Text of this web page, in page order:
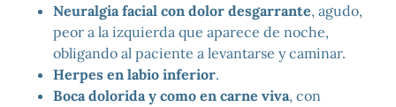
Neuralgia facial con dolor desgarrante, agudo,
peor a la izquierda que aparece de noche,
obligando al paciente a levantarse y caminar.
Herpes en labio inferior.
Boca dolorida y como en carne viva, con